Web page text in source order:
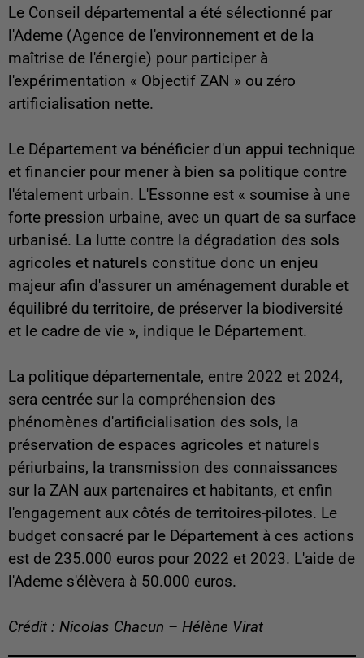
Le Conseil départemental a été sélectionné par
l'Ademe (Agence de l'environnement et de la
maîtrise de l'énergie) pour participer à
l'expérimentation « Objectif ZAN » ou zéro
artificialisation nette.
Le Département va bénéficier d'un appui technique
et financier pour mener à bien sa politique contre
l'étalement urbain. L'Essonne est « soumise à une
forte pression urbaine, avec un quart de sa surface
urbanisé. La lutte contre la dégradation des sols
agricoles et naturels constitue donc un enjeu
majeur afin d'assurer un aménagement durable et
équilibré du territoire, de préserver la biodiversité
et le cadre de vie », indique le Département.
La politique départementale, entre 2022 et 2024,
sera centrée sur la compréhension des
phénomènes d'artificialisation des sols, la
préservation de espaces agricoles et naturels
périurbains, la transmission des connaissances
sur la ZAN aux partenaires et habitants, et enfin
l'engagement aux côtés de territoires-pilotes. Le
budget consacré par le Département à ces actions
est de 235.000 euros pour 2022 et 2023. L'aide de
l'Ademe s'élèvera à 50.000 euros.
Crédit : Nicolas Chacun – Hélène Virat